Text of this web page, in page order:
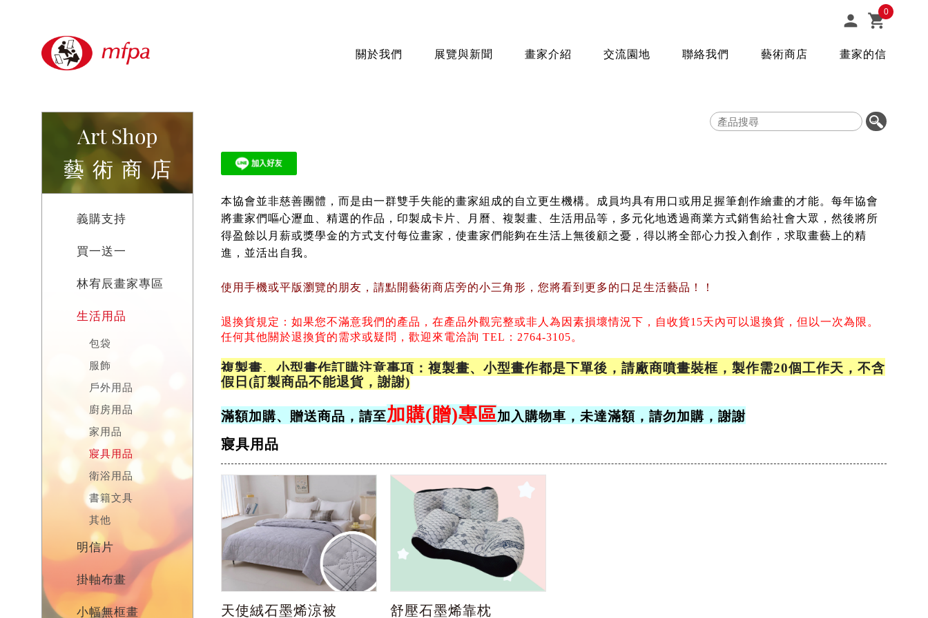
 0
關於我們 展覽與新聞 畫家介紹 交流園地 聯絡我們 藝術商店 畫家的信
Art Shop
藝術商店
義購支持
買一送一
林宥辰畫家專區
生活用品
包袋
服飾
戶外用品
廚房用品
家用品
寢具用品
衛浴用品
書籍文具
其他
明信片
掛軸布畫
小幅無框畫
本協會並非慈善團體，而是由一群雙手失能的畫家組成的自立更生機構。成員均具有用口或用足握筆創作繪畫的才能。每年協會
將畫家們嘔心瀝血、精選的作品，印製成卡片、月曆、複製畫、生活用品等，多元化地透過商業方式銷售給社會大眾，然後將所
得盈餘以月薪或獎學金的方式支付每位畫家，使畫家們能夠在生活上無後顧之憂，得以將全部心力投入創作，求取畫藝上的精
進，並活出自我。
使用手機或平版瀏覽的朋友，請點開藝術商店旁的小三角形，您將看到更多的口足生活藝品！！
退換貨規定：如果您不滿意我們的產品，在產品外觀完整或非人為因素損壞情況下， 自收貨15天內可以退換貨，但以一次為限。
任何其他關於退換貨的需求或疑問，歡迎來電洽詢 TEL：2764-3105。
複製畫、小型畫作訂購注意事項：複製畫、小型畫作都是下單後，請廠商噴畫裝框，製作需20個工作天，不含
假日(訂製商品不能退貨，謝謝)
滿額加購、贈送商品，請至加購(贈)專區加入購物車，未達滿額，請勿加購，謝謝
寢具用品
天使絨石墨烯涼被 舒壓石墨烯靠枕